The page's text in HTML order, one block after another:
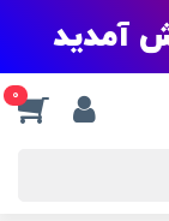
آمدید
0